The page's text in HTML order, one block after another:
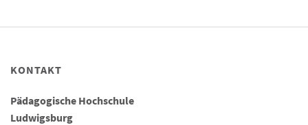
KONTAKT
Pädagogische Hochschule
Ludwigsburg